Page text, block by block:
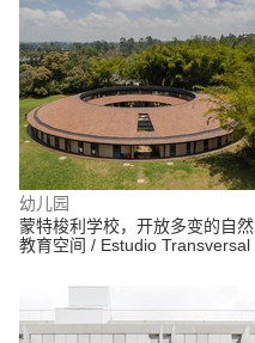
幼儿园
蒙特梭利学校，开放多变的自然
教育空间 / Estudio Transversal